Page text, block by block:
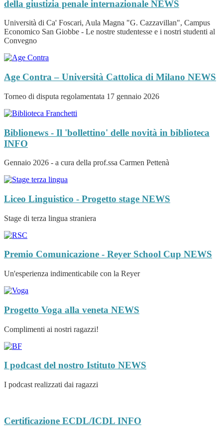
della giustizia penale internazionale NEWS
Università di Ca' Foscari, Aula Magna "G. Cazzavillan", Campus
Economico San Giobbe - Le nostre studentesse e i nostri studenti al
Convegno
Age Contra – Università Cattolica di Milano NEWS
Torneo di disputa regolamentata 17 gennaio 2026
Biblionews - Il 'bollettino' delle novità in biblioteca
INFO
Gennaio 2026 - a cura della prof.ssa Carmen Pettenà
Liceo Linguistico - Progetto stage NEWS
Stage di terza lingua straniera
Premio Comunicazione - Reyer School Cup NEWS
Un'esperienza indimenticabile con la Reyer
Progetto Voga alla veneta NEWS
Complimenti ai nostri ragazzi!
I podcast del nostro Istituto NEWS
I podcast realizzati dai ragazzi
Certificazione ECDL/ICDL INFO